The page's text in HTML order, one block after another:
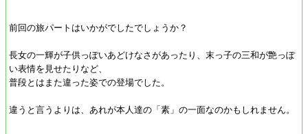
前回の旅パートはいかがでしたでしょうか？
長女の一輝が子供っぽいあどけなさがあったり、末っ子の三和が艶っぽ
い表情を見せたりなど、
普段とはまた違った姿での登場でした。
違うと言うよりは、あれが本人達の「素」の一面なのかもしれません。